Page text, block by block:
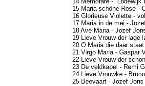
15 Maria schöne Rose -
16 Glorieuse Violette -
17 Maria in de mei -
18 Ave Maria - Jozef
19 Lieve Vrouw der lage
20 O Maria die daar
21 Virgo Maria - Gaspar
22 Lieve Vrouw der
23 De veldkapel - Remi
24 Lieve Vrouwke -
25 Beevaart - Jozef Joris